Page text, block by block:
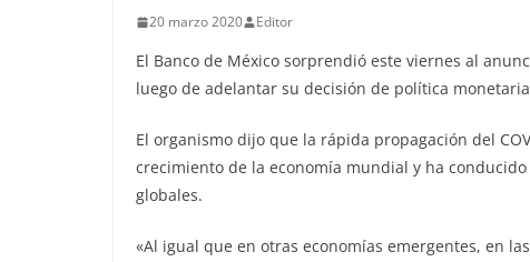
20 marzo 2020 Editor
El Banco de México sorprendió este viernes al
luego de adelantar su decisión de política
El organismo dijo que la rápida propagación del
crecimiento de la economía mundial y ha
globales.
«Al igual que en otras economías emergentes, en